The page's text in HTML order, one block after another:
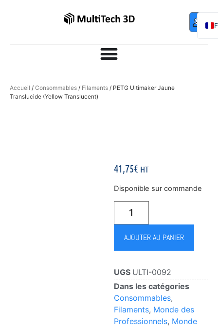
0,00 €
Accueil / Consommables / Filaments / PETG Ultimaker Jaune
Translucide (Yellow Translucent)
41,75€ HT
Disponible sur commande
AJOUTER AU PANIER
UGS ULTI-0092
Dans les catégories
Consommables,
Filaments, Monde des
Professionnels, Monde